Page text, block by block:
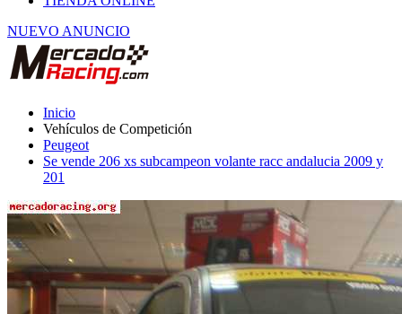
NUEVO ANUNCIO
Vehículos de Competición
Peugeot
Se vende 206 xs subcampeon volante racc andalucia 2009 y
201